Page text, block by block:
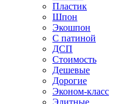
Пластик
Шпон
Экошпон
С патиной
ДСП
Стоимость
Дешевые
Дорогие
Эконом-класс
Элитные